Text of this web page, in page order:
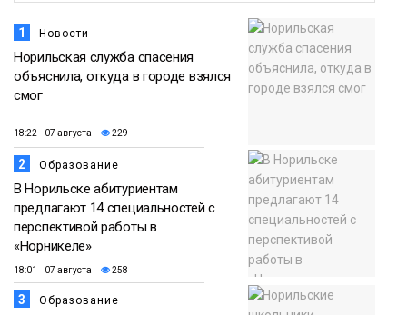
1 Новости
Норильская служба спасения
объяснила, откуда в городе взялся
смог
18:22 07 августа 229
2 Образование
В Норильске абитуриентам
предлагают 14 специальностей с
перспективой работы в
«Норникеле»
18:01 07 августа 258
3 Образование